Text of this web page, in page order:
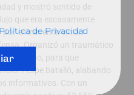
y mostró sentido de
que era escasamente
entrar en la Unión
Organizó un traumático
este tipo, para que
Felipe batalló, alabando
informativos. Con un
de Privacidad